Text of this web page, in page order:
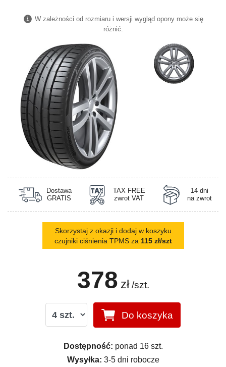
W zależności od rozmiaru i wersji wygląd opony może się
różnić.
Dostawa
GRATIS
TAX FREE
zwrot VAT
14 dni
na zwrot
Skorzystaj z okazji i dodaj w koszyku
czujniki ciśnienia TPMS za 115 zł/szt
378 zł /szt.
Do koszyka
Dostępność: ponad 16 szt.
Wysyłka: 3-5 dni robocze